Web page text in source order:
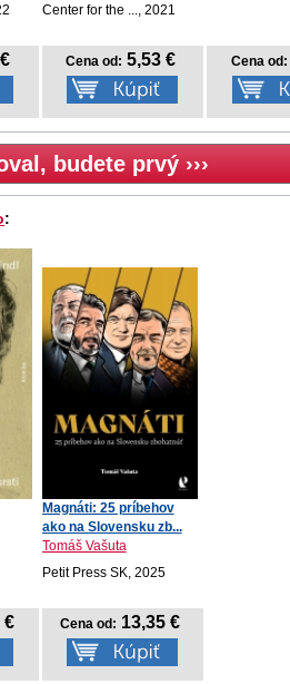
Center for the ..., 2021
Cena od: 5,53 € Cena od:
budete prvý ›››
:
€
Magnáti: 25 príbehov
ako na Slovensku zb...
Tomáš Vašuta
Petit Press SK, 2025
Cena od: 13,35 €